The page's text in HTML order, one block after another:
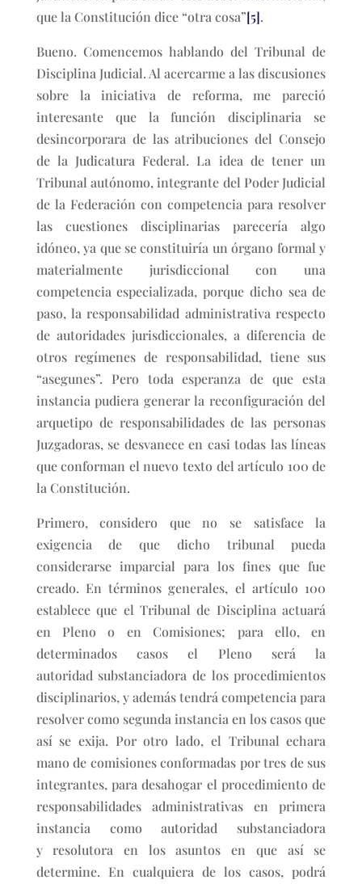
que la Constitución dice “otra cosa”[5].
Bueno. Comencemos hablando del Tribunal de
Disciplina Judicial. Al acercarme a las discusiones
sobre la iniciativa de reforma, me pareció
interesante que la función disciplinaria se
desincorporara de las atribuciones del Consejo
de la Judicatura Federal. La idea de tener un
Tribunal autónomo, integrante del Poder Judicial
de la Federación con competencia para resolver
las cuestiones disciplinarias parecería algo
idóneo, ya que se constituiría un órgano formal y
materialmente jurisdiccional con una
competencia especializada, porque dicho sea de
paso, la responsabilidad administrativa respecto
de autoridades jurisdiccionales, a diferencia de
otros regímenes de responsabilidad, tiene sus
“asegunes”. Pero toda esperanza de que esta
instancia pudiera generar la reconfiguración del
arquetipo de responsabilidades de las personas
Juzgadoras, se desvanece en casi todas las líneas
que conforman el nuevo texto del artículo 100 de
la Constitución.
Primero, considero que no se satisface la
exigencia de que dicho tribunal pueda
considerarse imparcial para los fines que fue
creado. En términos generales, el artículo 100
establece que el Tribunal de Disciplina actuará
en Pleno o en Comisiones; para ello, en
determinados casos el Pleno será la
autoridad substanciadora de los procedimientos
disciplinarios, y además tendrá competencia para
resolver como segunda instancia en los casos que
así se exija. Por otro lado, el Tribunal echara
mano de comisiones conformadas por tres de sus
integrantes, para desahogar el procedimiento de
responsabilidades administrativas en primera
instancia como autoridad substanciadora
y resolutora en los asuntos en que así se
determine. En cualquiera de los casos, podrá